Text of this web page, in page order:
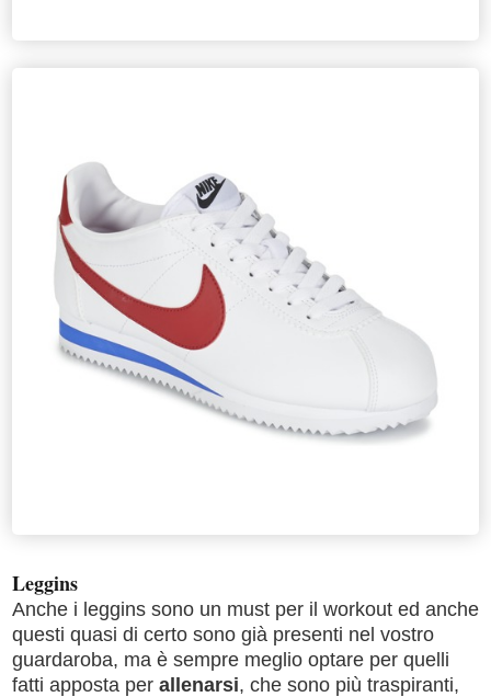
Leggins
Anche i leggins sono un must per il workout ed anche
questi quasi di certo sono già presenti nel vostro
guardaroba, ma è sempre meglio optare per quelli
fatti apposta per allenarsi, che sono più traspiranti,